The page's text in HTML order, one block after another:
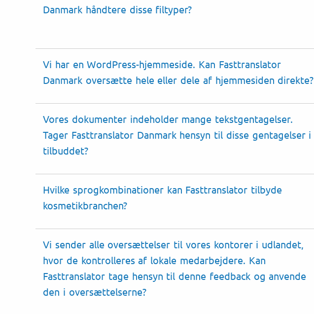
Danmark håndtere disse filtyper?
Vi har enWordPress-hjemmeside. Kan Fasttranslator
Danmark oversætte hele eller dele af hjemmesiden direkte?
Vores dokumenter indeholder mange tekstgentagelser.
Tager Fasttranslator Danmark hensyn til disse gentagelseri
tilbuddet?
Hvilke sprogkombinationerkan Fasttranslator tilbyde
kosmetikbranchen?
Vi sender alle oversættelser til vores kontorer i udlandet,
hvor de kontrolleres af lokale medarbejdere. Kan
Fasttranslator tage hensyn til denne feedbackog anvende
den i oversættelserne?